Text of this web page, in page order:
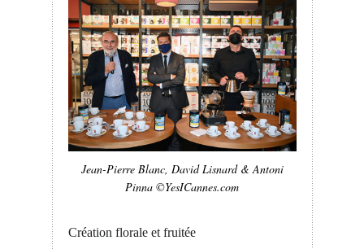
Jean-Pierre Blanc, David Lisnard & Antoni
Pinna ©YesICannes.com
Création florale et fruitée